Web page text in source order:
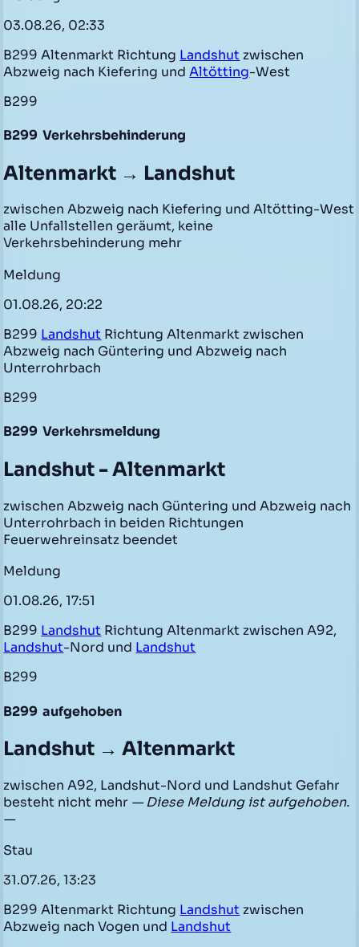
03.08.26, 02:33
B299 Altenmarkt Richtung Landshut zwischen
Abzweig nach Kiefering undAltötting-West
B299
B299 Verkehrsbehinderung
Altenmarkt → Landshut
zwischen Abzweig nach Kiefering und Altötting-West
alle Unfallstellen geräumt, keine
Verkehrsbehinderung mehr
Meldung
01.08.26, 20:22
B299 Landshut Richtung Altenmarkt zwischen
Abzweig nach Güntering und Abzweig nach
Unterrohrbach
B299
B299 Verkehrsmeldung
Landshut - Altenmarkt
zwischen Abzweig nach Güntering und Abzweig nach
Unterrohrbach in beiden Richtungen
Feuerwehreinsatz beendet
Meldung
01.08.26, 17:51
B299 Landshut Richtung Altenmarkt zwischen A92,
Landshut-Nord und Landshut
B299
B299 aufgehoben
Landshut → Altenmarkt
zwischen A92, Landshut-Nord und Landshut Gefahr
besteht nicht mehr — Diese Meldung ist aufgehoben.
—
Stau
31.07.26, 13:23
B299 Altenmarkt Richtung Landshut zwischen
Abzweig nach Vogen und Landshut